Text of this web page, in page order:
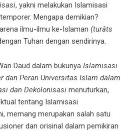
, yakni melakukan Islamisasi
Mengapa demikian?
ilmu-ilmu ke-Islaman (turâts
Tuhan dengan sendirinya.
Daud dalam bukunya Islamisasi
dan Peran Universitas Islam dalam
dan Dekolonisasi menuturkan,
tentang Islamisasi
memang merupakan salah satu
dan orisinal dalam pemikiran